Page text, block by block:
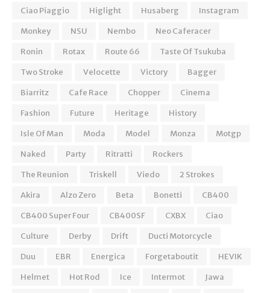
Ciao Piaggio
Higlight Husaberg
Instagram
Monkey
NSU Nembo
Neo Caferacer
Ronin
Rotax Route 66
Taste Of Tsukuba
Two Stroke
Velocette Victory
Bagger
Biarritz
Cafe Race Chopper
Cinema
Fashion
Future Heritage
History
Isle Of Man
Moda Model Monza
Motgp
Naked
Party Ritratti
Rockers
The Reunion
Triskell Viedo
2 Strokes
Akira
Alzo Zero Beta Bonetti
CB400
CB400 Super Four
CB400SF CXBX
Ciao
Culture
Derby Drift
Ducti Motorcycle
Duu
EBR Energica Forgetaboutit
HEVIK
Helmet
Hot Rod Ice Intermot
Jawa